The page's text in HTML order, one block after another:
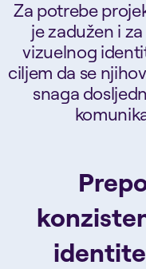
Za potrebe
je zadužen i
vizuelnog
ciljem da se
snaga